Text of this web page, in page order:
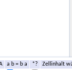
a b = b a *?
Zellinhalt